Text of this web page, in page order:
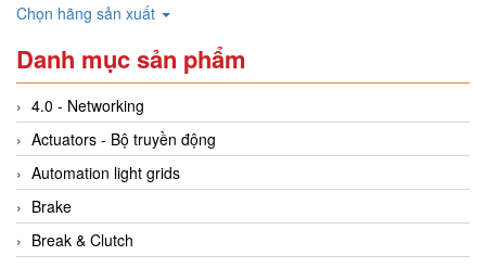
Chọn hãng sản xuất
Danh mục sản phẩm
4.0 - Networking
Actuators - Bộ truyền động
Automation light grids
Brake
Break & Clutch